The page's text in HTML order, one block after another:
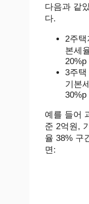
다음과 같
다.
2주택
본세
20%p
3주택
기본
30%p
예를 들어
준 2억원,
율 38% 구
면: